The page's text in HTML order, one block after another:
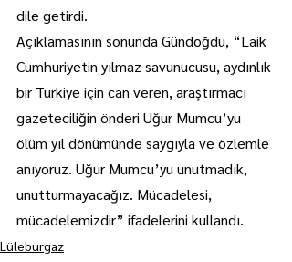
dile getirdi.
Açıklamasının sonunda Gündoğdu, “Laik
Cumhuriyetin yılmaz savunucusu, aydınlık
bir Türkiye için can veren, araştırmacı
gazeteciliğin önderi Uğur Mumcu’yu
ölüm yıl dönümünde saygıyla ve özlemle
anıyoruz. Uğur Mumcu’yu unutmadık,
unutturmayacağız. Mücadelesi,
mücadelemizdir” ifadelerini kullandı.
Lüleburgaz